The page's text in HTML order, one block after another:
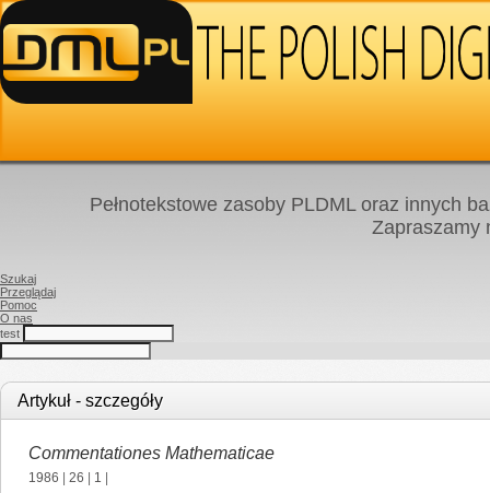
Pełnotekstowe zasoby PLDML oraz innych
Zapraszamy
Szukaj
Przeglądaj
Pomoc
O nas
test
Artykuł - szczegóły
Commentationes Mathematicae
1986 26 1